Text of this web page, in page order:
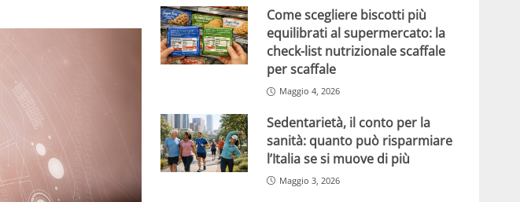
Come scegliere biscotti più
equilibrati al supermercato: la
check-list nutrizionale scaffale
per scaffale
Maggio 4, 2026
Sedentarietà, il conto per la
sanità: quanto può risparmiare
l’Italia se si muove di più
Maggio 3, 2026